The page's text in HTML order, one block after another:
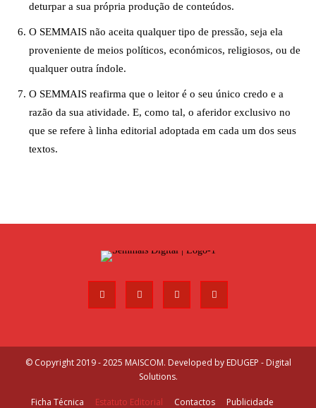
deturpar a sua própria produção de conteúdos.
O SEMMAIS não aceita qualquer tipo de pressão, seja ela
proveniente de meios políticos, económicos, religiosos, ou de
qualquer outra índole.
O SEMMAIS reafirma que o leitor é o seu único credo e a
razão da sua atividade. E, como tal, o aferidor exclusivo no
que se refere à linha editorial adoptada em cada um dos seus
textos.
© Copyright 2019 - 2025 MAISCOM. Developed by EDUGEP - Digital
Solutions.
Ficha Técnica Estatuto Editorial Contactos Publicidade